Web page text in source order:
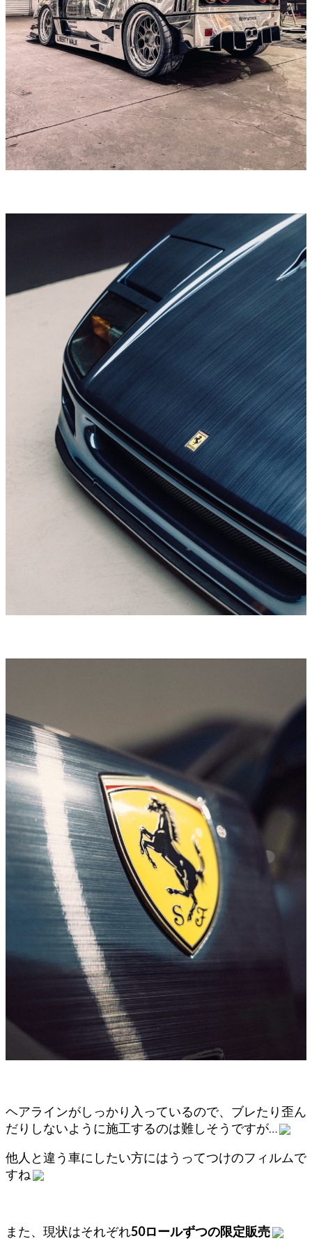
ヘアラインがしっかり入っているので、ブレたり歪ん
だりしないように施工するのは難しそうですが…
他人と違う車にしたい方にはうってつけのフィルムで
すね
また、現状はそれぞれ50ロールずつの限定販売